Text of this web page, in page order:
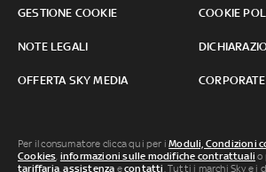
GESTIONE COOKIE COOKIE
NOTE LEGALI
OFFERTA SKY MEDIA CORPORATE
Per il consumatore clicca qui per iModuli, Condizioni
Cookies informazioni sulle modifiche contrattuali o
tariffaria ,assistenza econtatti . Tutti i marchi Sky e